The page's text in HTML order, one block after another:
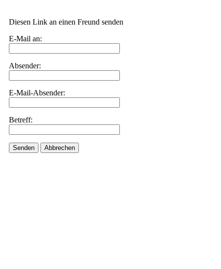
Diesen Link an einen Freund senden
E-Mail an:
Absender:
E-Mail-Absender:
Betreff:
Senden Abbrechen